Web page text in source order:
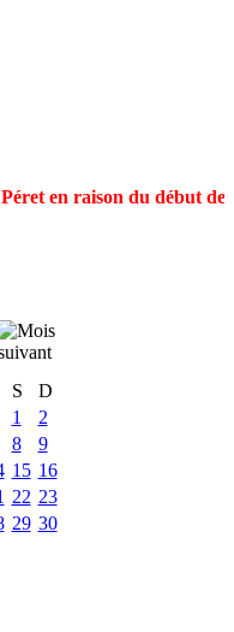
en raison du début
S
D
1
2
8
9
15 16
22 23
29 30